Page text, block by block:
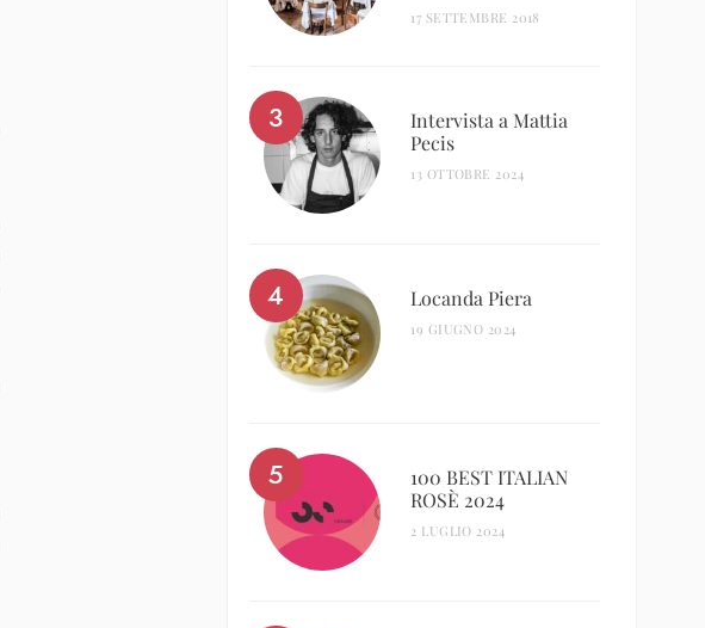
17 SETTEMBRE 2018
Intervista a Mattia
Pecis
13 OTTOBRE 2024
Locanda Piera
19 GIUGNO 2024
100 BEST ITALIAN
ROSÈ 2024
2 LUGLIO 2024